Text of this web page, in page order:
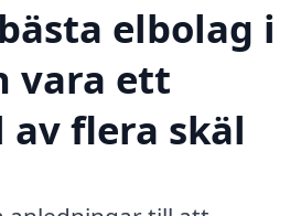
elbolag i
vara ett
flera skäl